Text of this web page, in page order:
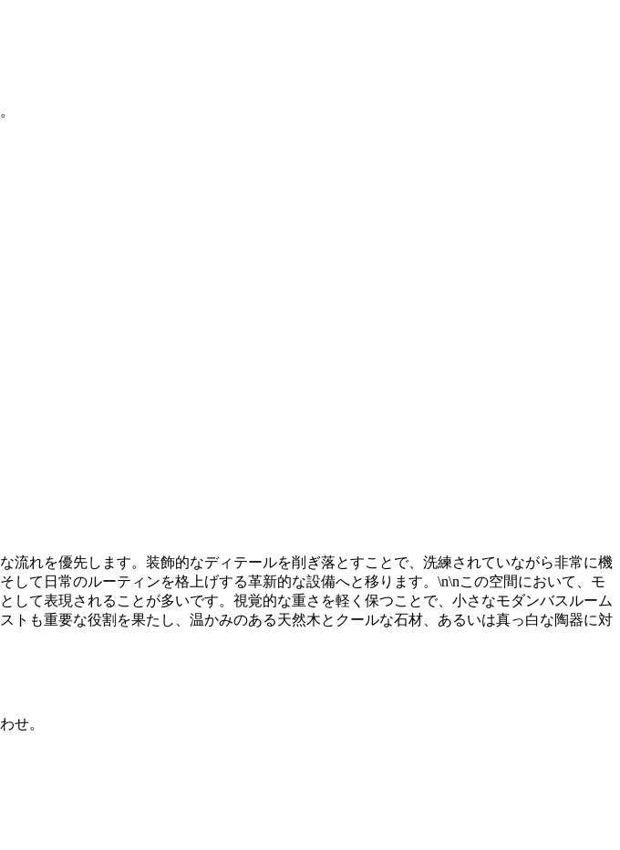
れを優先します。装飾的なディテールを削ぎ落とすことで、洗練されていながら非常に機
て日常のルーティンを格上げする革新的な設備へと移ります。\n\nこの空間において、モ
て表現されることが多いです。視覚的な重さを軽く保つことで、小さなモダンバスルーム
も重要な役割を果たし、温かみのある天然木とクールな石材、あるいは真っ白な陶器に対
せ。